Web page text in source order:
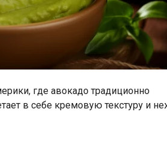
где авокадо традиционно
в себе кремовую текстуру и